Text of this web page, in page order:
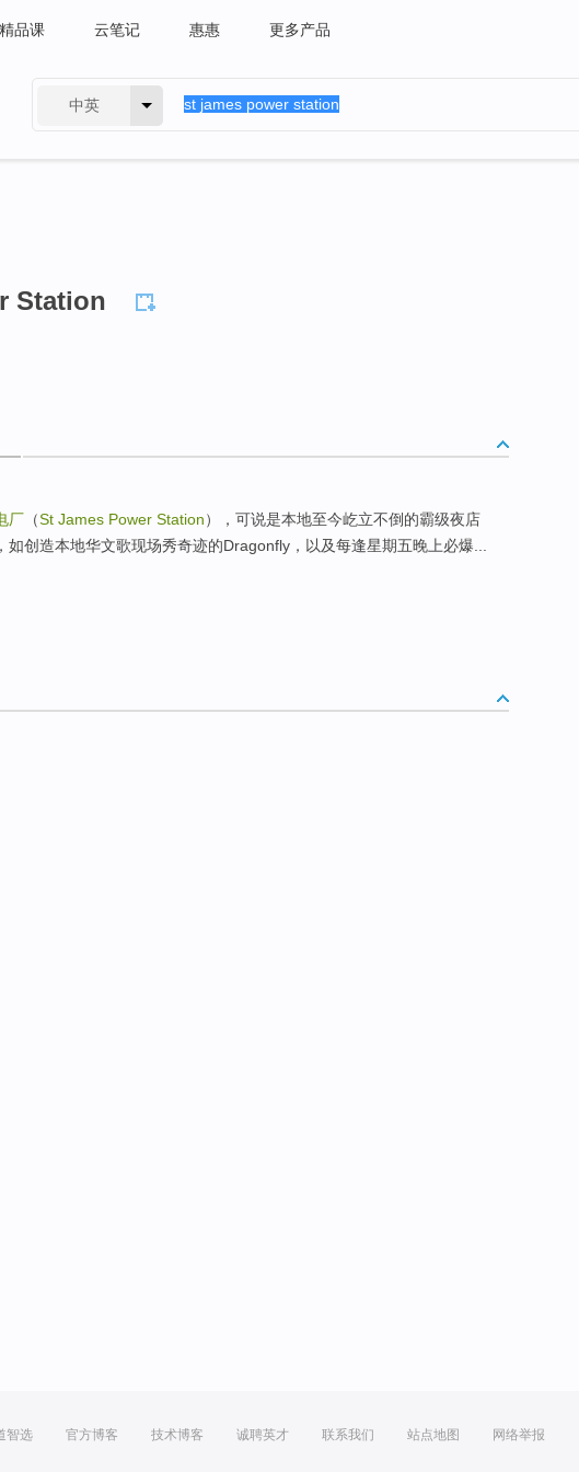
品课 云笔记 惠惠 更多产品
中英
Station
厂 （St James Power Station），可说是本地至今屹立不倒的霸级夜店
如创造本地华文歌现场秀奇迹的Dragonfly，以及每逢星期五晚上必爆...
智选 官方博客 技术博客 诚聘英才 联系我们 站点地图 网络举报